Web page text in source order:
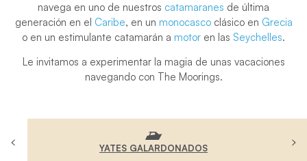
navega en uno de nuestros catamaranes de última
generación en el Caribe, en un monocascoclásico en Grecia
o en un estimulante catamarán a motor en las Seychelles.
Le invitamos a experimentar la magia de unas vacaciones
navegando con The Moorings.
YATES GALARDONADOS